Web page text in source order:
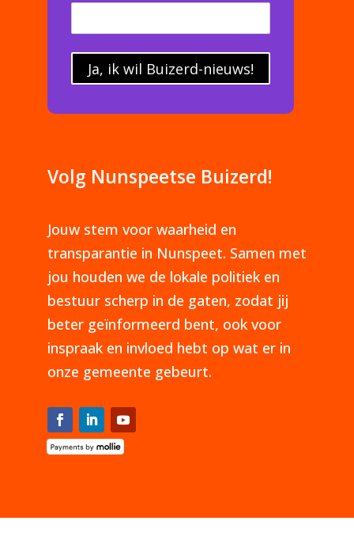
Ja, ik wil Buizerd-nieuws!
Volg Nunspeetse Buizerd!
Jouw stem voor waarheid en
transparantie in Nunspeet. Samen met
jou houden we de lokale politiek en
bestuur scherp in de gaten, zodat jij
beter geïnformeerd bent, ook voor
inspraak en invloed hebt op wat er in
onze gemeente gebeurt.